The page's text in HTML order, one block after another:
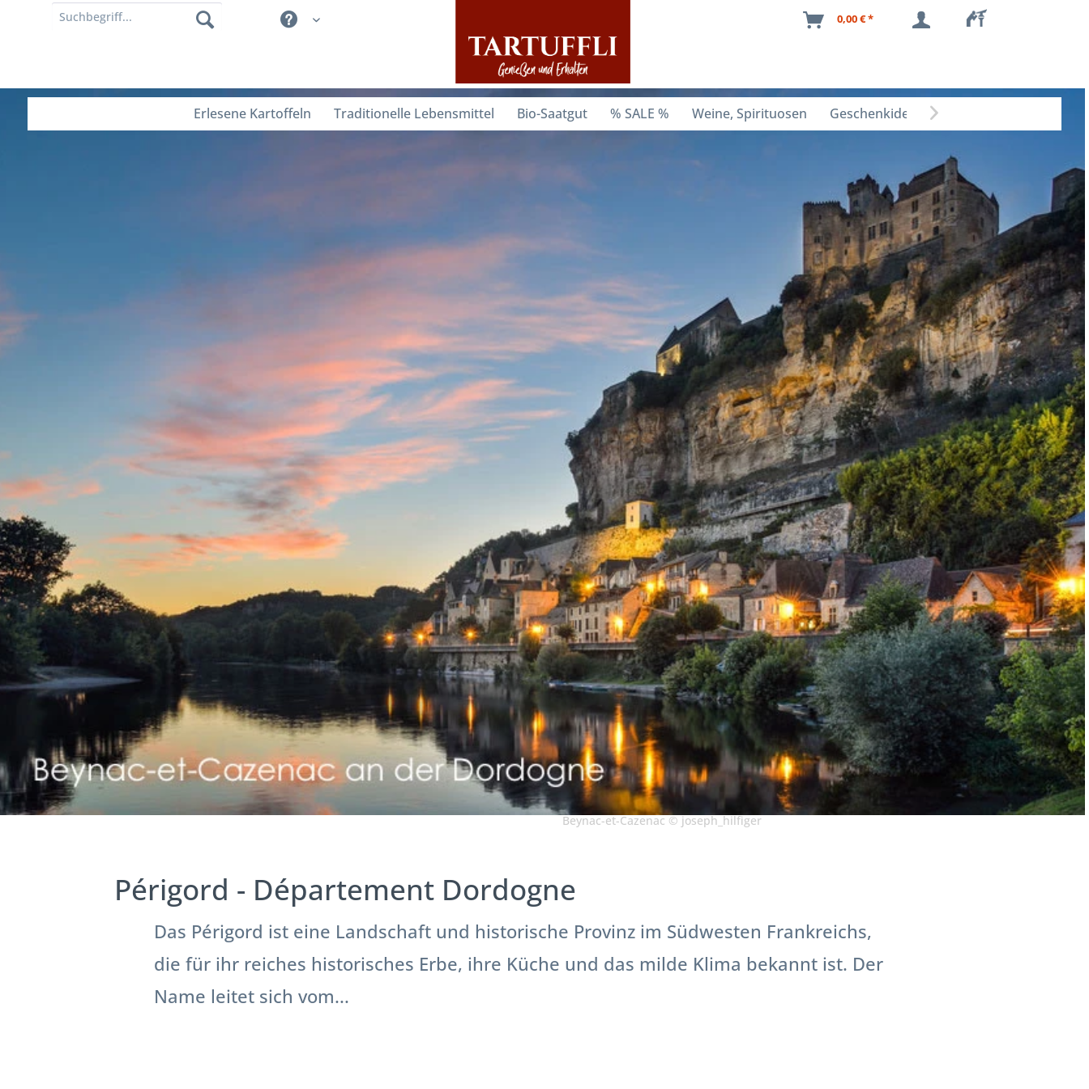
0,00 € *
Erlesene Kartoffeln Traditionelle Lebensmittel Bio-Saatgut % SALE % Weine, Spirituosen Geschenkideen 
Beynac-et-Cazenac © joseph_hilfiger
Périgord - Département Dordogne
Das Périgord ist eine Landschaft und historische Provinz im Südwesten Frankreichs,
die für ihr reiches historisches Erbe, ihre Küche und das milde Klima bekannt ist. Der
Name leitet sich vom...